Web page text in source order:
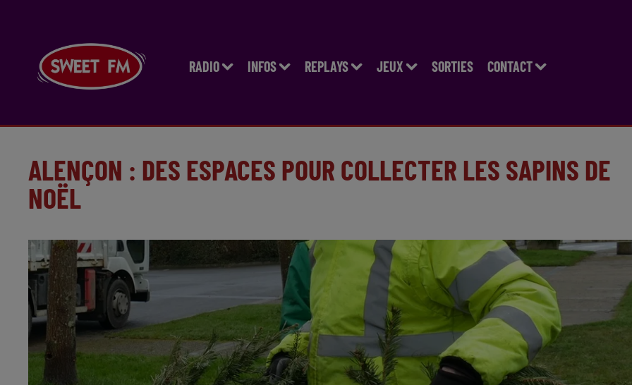
RADIO INFOS REPLAYS JEUX SORTIES CONTACT
ALENÇON : DES ESPACES POUR COLLECTER LES SAPINS DE
NOËL